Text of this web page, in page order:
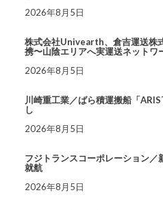
2026年8月5日
株式会社Univearth、倉吉運送株
携〜山陰エリアへ実運送ネットワ
2026年8月5日
川崎重工業／ばら積運搬船「
し
2026年8月5日
フジトランスコーポレーション／
就航
2026年8月5日